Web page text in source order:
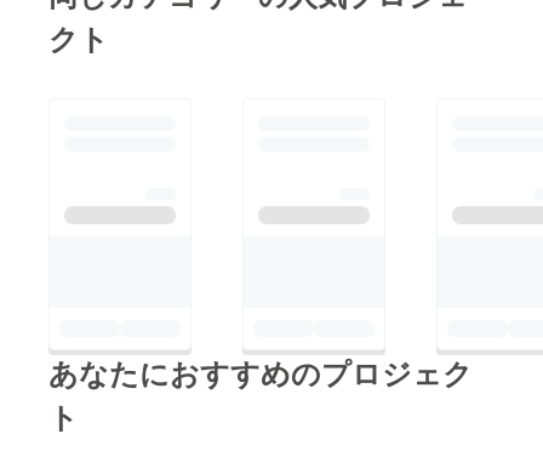
失調の状態で保護し、
が家で1番大きな食い
しん坊のオス猫ちゃん
目通し下さい。ありが
クト
あなたにおすすめのプロジェク
ト